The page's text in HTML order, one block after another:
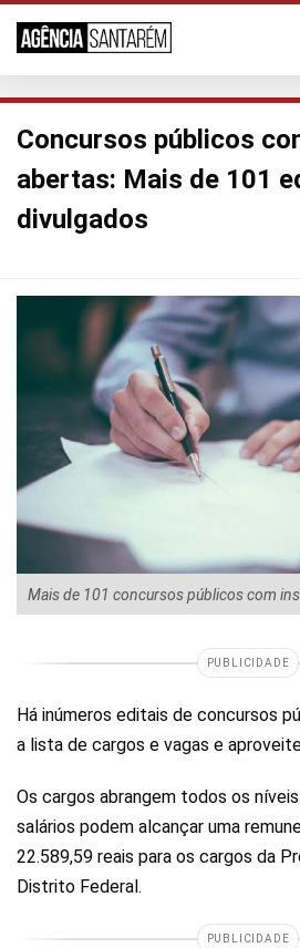
Concursos públicos
abertas: Mais de 101
divulgados
Mais de 101 concursos públicos com
PUBLICIDADE
Há inúmeros editais de concursos
a lista de cargos e vagas e
Os cargos abrangem todos os
salários podem alcançar uma
22.589,59 reais para os cargos da
Distrito Federal.
PUBLICIDADE